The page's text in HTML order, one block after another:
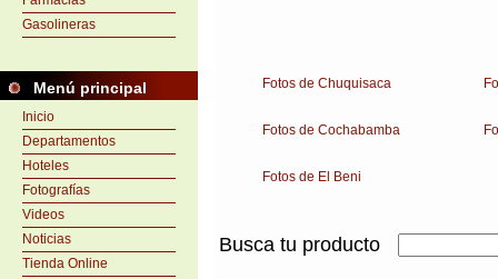
Gasolineras
Menú principal
Inicio
Departamentos
Hoteles
Fotografías
Videos
Noticias
Tienda Online
Fotos de Chuquisaca
Fotos de Cochabamba
Fotos de El Beni
Busca tu producto